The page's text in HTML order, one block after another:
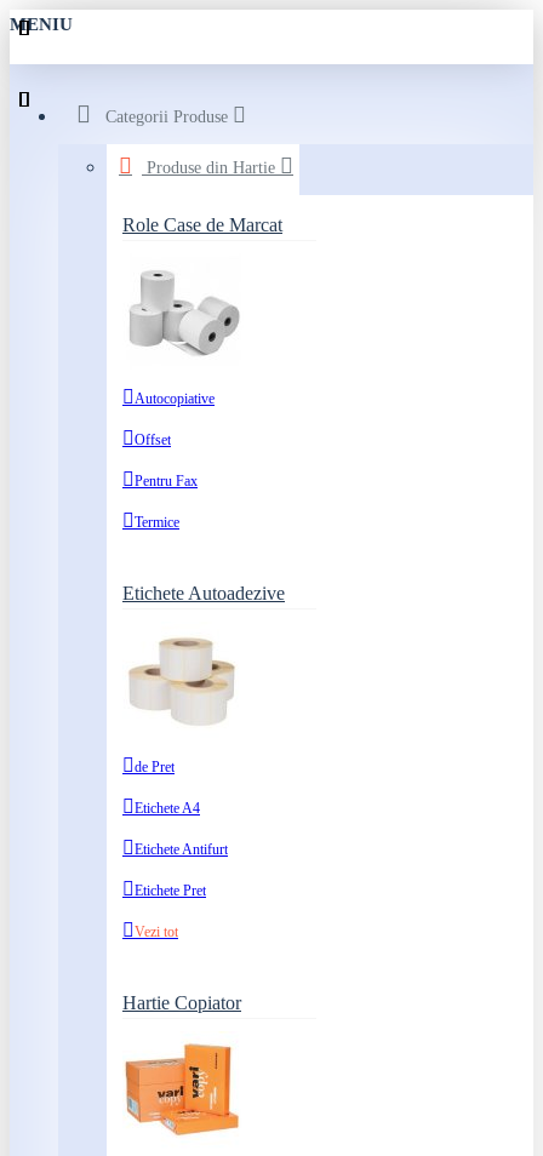
MENIU
Categorii Produse
Produse din Hartie
Role Case de Marcat
Autocopiative
Offset
Pentru Fax
Termice
Etichete Autoadezive
de Pret
Etichete A4
Etichete Antifurt
Etichete Pret
Vezi tot
Hartie Copiator